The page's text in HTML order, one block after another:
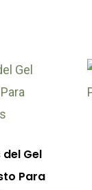
Gel
Para